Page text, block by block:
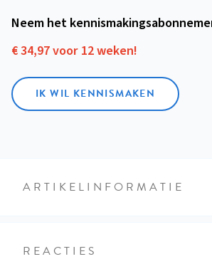
Neem het
€ 34,97 voor 12 weken!
IK WIL KENNISMAKEN
ARTIKELINFORMATIE
REACTIES